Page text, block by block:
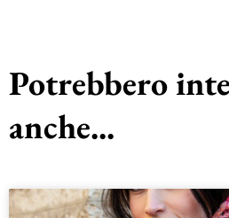
Potrebbero
anche...